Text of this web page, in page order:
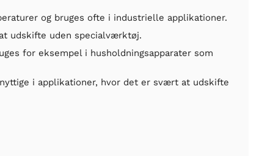
og bruges ofte i industrielle applikationer.
udskifte uden specialværktøj.
for eksempel i husholdningsapparater som
i applikationer, hvor det er svært at udskifte